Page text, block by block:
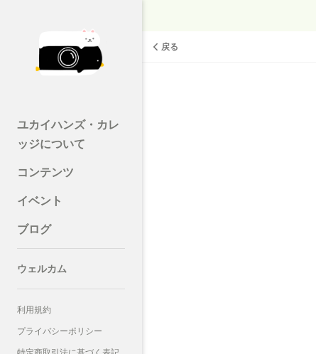
ユカイハンズ・カレ
ッジについて
コンテンツ
イベント
ブログ
ウェルカム
利用規約
プライバシーポリシー
戻る